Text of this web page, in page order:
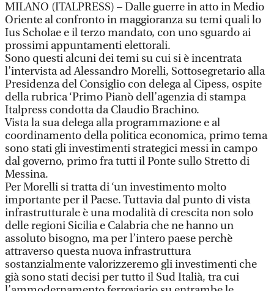
MILANO (ITALPRESS) – Dalle guerre in atto in Medio
Oriente al confronto in maggioranza su temi quali lo
Ius Scholae e il terzo mandato, con uno sguardo ai
prossimi appuntamenti elettorali.
Sono questi alcuni dei temi su cui si è incentrata
l’intervista ad Alessandro Morelli, Sottosegretario alla
Presidenza del Consiglio con delega al Cipess, ospite
della rubrica ‘Primo Pianò dell’agenzia di stampa
Italpress condotta da Claudio Brachino.
Vista la sua delega alla programmazione e al
coordinamento della politica economica, primo tema
sono stati gli investimenti strategici messi in campo
dal governo, primo fra tutti il Ponte sullo Stretto di
Messina.
Per Morelli si tratta di ‘un investimento molto
importante per il Paese. Tuttavia dal punto di vista
infrastrutturale è una modalità di crescita non solo
delle regioni Sicilia e Calabria che ne hanno un
assoluto bisogno, ma per l’intero paese perchè
attraverso questa nuova infrastruttura
sostanzialmente valorizzeremo gli investimenti che
già sono stati decisi per tutto il Sud Italià, tra cui